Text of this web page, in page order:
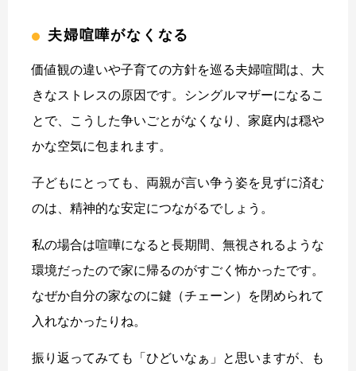
夫婦喧嘩がなくなる
価値観の違いや子育ての方針を巡る夫婦喧聞は、大
きなストレスの原因です。シングルマザーになるこ
とで、こうした争いごとがなくなり、家庭内は穏や
かな空気に包まれます。
子どもにとっても、両親が言い争う姿を見ずに済む
のは、精神的な安定につながるでしょう。
私の場合は喧嘩になると長期間、無視されるような
環境だったので家に帰るのがすごく怖かったです。
なぜか自分の家なのに鍵（チェーン）を閉められて
入れなかったりね。
振り返ってみても「ひどいなぁ」と思いますが、も